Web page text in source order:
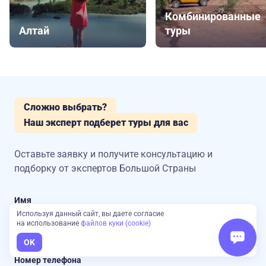
Алтай
Комбинированные
туры
Сложно выбрать?
Наш эксперт подберет туры для вас
Оставьте заявку и получите консультацию и
подборку от экспертов Большой Страны
Имя
Номер телефона
Используя данный сайт, вы даете согласие
на использование файлов куки (cookie)
OK